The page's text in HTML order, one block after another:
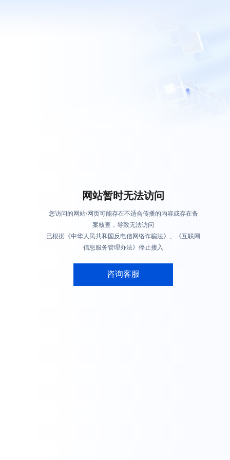
网站暂时无法访问
您访问的网站/网页可能存在不适合传播的内容或存在备
案核查，导致无法访问
已根据《中华人民共和国反电信网络诈骗法》、《互联网
信息服务管理办法》停止接入
咨询客服